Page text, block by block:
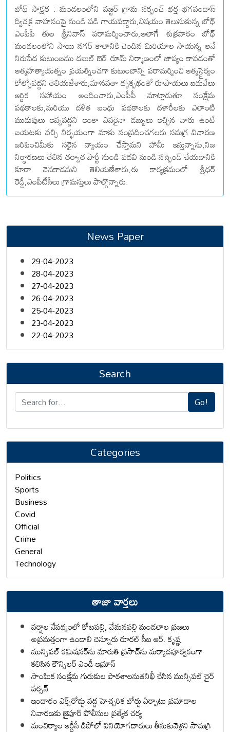
బోథ్ సాక్షర : మండలంలోని వజ్జర్ గ్రామ సర్పంచ్ భర్త భగవందాస్
ద్విచక్ర వాహనంపై నుండి పడి గాయపడ్డారు,విషయం తెలుసుకున్న బోథ్
ఎంపీపీ తుల శ్రీనివాస్ పరామర్శించారు,అలాగే శుక్రవారం బోథ్
మండలంలోని సాయి నగర్ కాలానికి చెందిన మిరియాల సాయన్న అనే
నిరుపేద కుటుంబము డబుల్ బెడ్ రూమ్ నిర్మాణంలో జాప్యం కావడంతో
ఆత్మహత్యాయత్నం ప్రయత్నించగా కుటుంబాన్ని పరామర్శించి ఆత్మస్థైర్యం
కోల్పోవద్దని తెలియజేశారు,మానవతా దృక్పథంతో రూపాయలు ఐదువేలు
ఆర్థిక సహాయం అందించారు,ఎంపీపీ మాట్లాడుతూ సంక్షేమ
పథకాలకు,మరియు దళిత బంధు పథకాలకు దళారీలకు ఎలాంటి
ముడుపులు ఇవ్వవద్దని ఇంకా ఎవరైనా డబ్బులు ఇచ్చిన వారు ఉంటే
బయటకు వచ్చి నిర్భయంగా మాకు సంప్రదించగలరు సమగ్ర విచారణ
జరిపించిమీకు సరైన న్యాయం చేస్తామని హామీ ఇస్తున్నాను,నిజ
నిర్ధారణలు తేలిన తర్వాత పార్టీ నుండి పదవి నుండి సస్పెండ్ చేయడానికి
కూడా వెనకాడమని తెలియజేశారు,ఈ కార్యక్రమంలో శ్రీధర్
రెడ్డీ,ఎంపీటీసీలు గ్రామస్తులు పాల్గొన్నారు.
News Paper
29-04-2023
28-04-2023
27-04-2023
26-04-2023
25-04-2023
23-04-2023
22-04-2023
Search
Go!
Categories
Politics
Sports
Business
Covid
Official
Crime
General
Technology
తాజా వార్తలు
వర్షాల నేపథ్యంలో కోటపల్లి, వేమనపల్లి మండలాల ప్రజలు
అప్రమత్తంగా ఉండాలి చెన్నూరు రూరల్ సీఐ ఆర్. కృష్ణ
మున్సిపల్ కమిషనర్‌ను మారుతి ప్రసాద్‌ను మర్యాదపూర్వకంగా
కలిసిన కౌన్సిలర్ ఎండీ ఇమ్రాన్ ​
సాంఘిక సంక్షేమ గురుకుల పాఠశాలనుతనిఖీ చేసిన మున్సిపల్ చైర్
పర్సన్
ఇందారం ఎక్స్‌రోడ్డు వద్ద హెచ్చరిక బోర్డు ఏర్పాటు ప్రమాదాల
నివారణకు జైపూర్ పోలీసుల ప్రత్యేక చర్య
మంచిర్యాల ఆర్టీసీ డిపోలో వినియోగదారులు తీసుకువెళ్లని సామగ్రి